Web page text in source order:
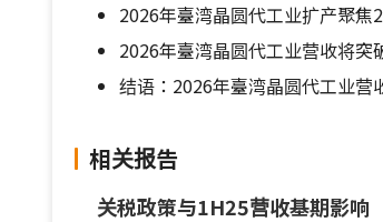
2026年臺湾晶圆代工业扩产聚
2026年臺湾晶圆代工业营收将突
结语：2026年臺湾晶圆代工业
相关报告
关税政策与1H25营收基期影